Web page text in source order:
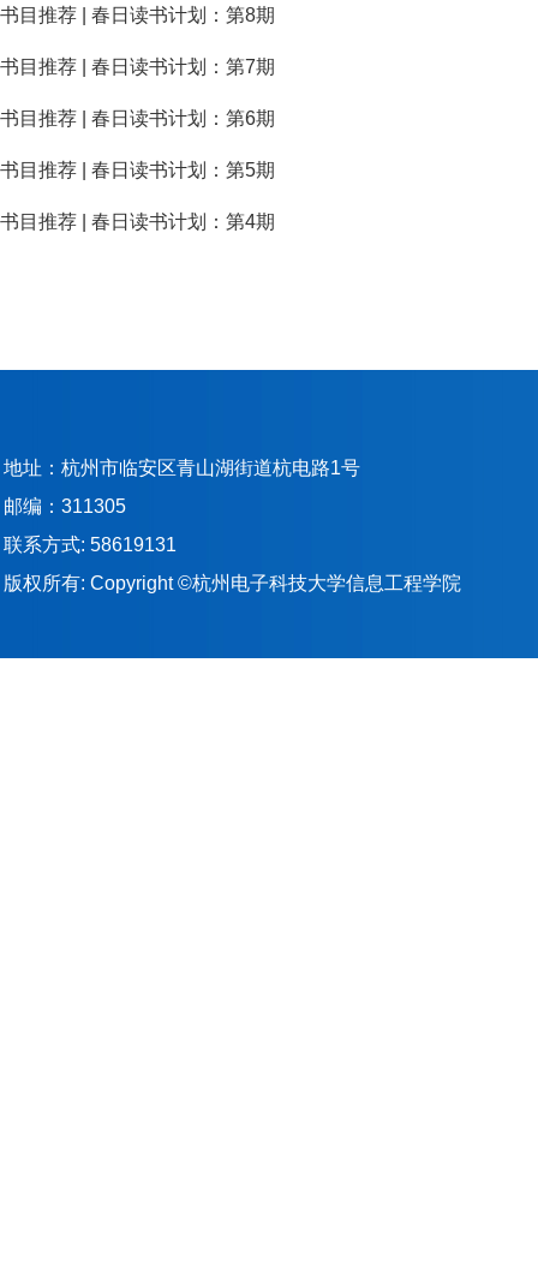
书目推荐 | 春日读书计划：第8期
书目推荐 | 春日读书计划：第7期
书目推荐 | 春日读书计划：第6期
书目推荐 | 春日读书计划：第5期
书目推荐 | 春日读书计划：第4期
地址：杭州市临安区青山湖街道杭电路1号
邮编：311305
联系方式: 58619131
版权所有: Copyright ©杭州电子科技大学信息工程学院